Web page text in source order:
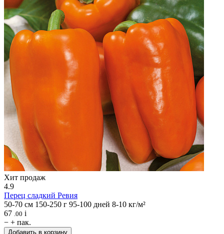
Хит продаж
4.9
Перец сладкий Ревия
50-70 см 150-250 г 95-100 дней 8-10 кг/м²
67 .00 i
− + пак.
Добавить в корзину